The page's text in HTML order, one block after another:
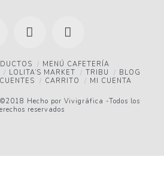
YouTubeInstagram
MENÚ CAFETERÍA
LOLITA’S MARKET TRIBU
BLOG
CARRITO MI CUENTA
©2018 Hecho por Vivigráfica -Todos los
reservados